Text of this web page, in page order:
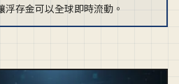
存金可以全球即時流動。